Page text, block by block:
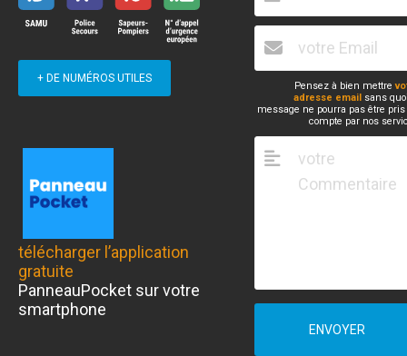
+ DE NUMÉROS UTILES
télécharger l’application
gratuite
PanneauPocket sur votre
smartphone
Pensez à bien mettre
adresse email sans
message ne pourra pas être
compte par nos
ENVOYER